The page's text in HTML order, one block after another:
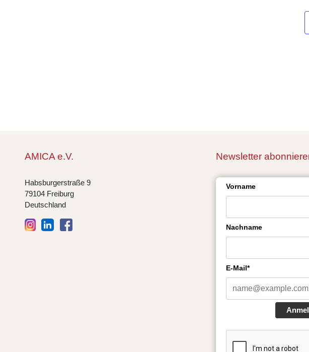
AMICA e.V.
Habsburgerstraße 9
79104 Freiburg
Deutschland
Newsletter
Vorname
Nachname
E-Mail*